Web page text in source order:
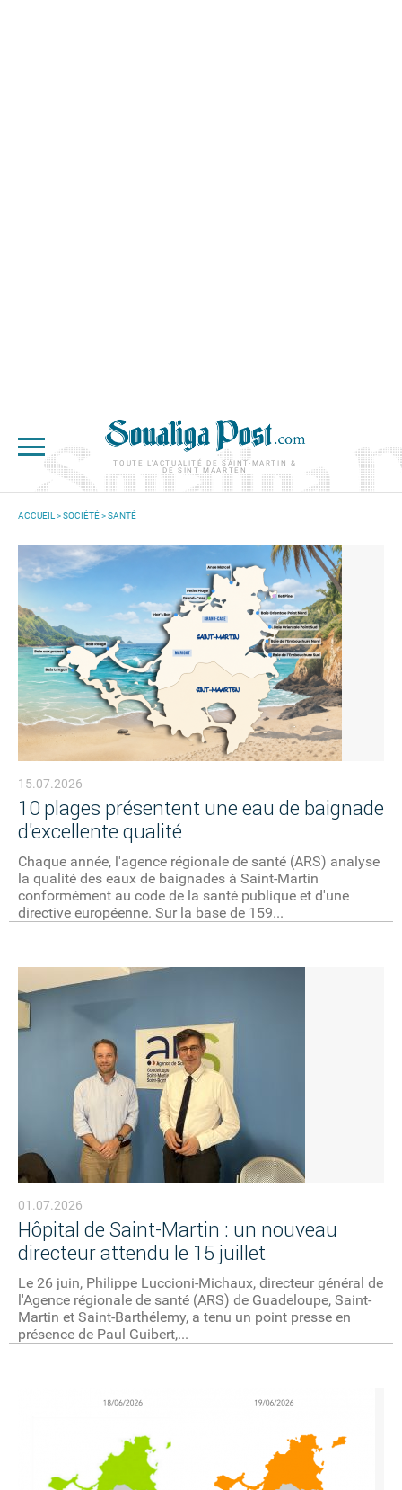
TOUTE L'ACTUALITÉ DE SAINT-MARTIN &
DE SINT MAARTEN
ACCUEIL >SOCIÉTÉ>SANTÉ
15.07.2026
10 plages présentent une eau de baignade
d'excellente qualité
Chaque année, l'agence régionale de santé (ARS) analyse
la qualité des eaux de baignades à Saint-Martin
conformément au code de la santé publique et d'une
directive européenne. Sur la base de 159...
01.07.2026
Hôpital de Saint-Martin : un nouveau
directeur attendu le 15 juillet
Le 26 juin, Philippe Luccioni-Michaux, directeur général de
l'Agence régionale de santé (ARS) de Guadeloupe, Saint-
Martin et Saint-Barthélemy, a tenu un point presse en
présence de Paul Guibert,...